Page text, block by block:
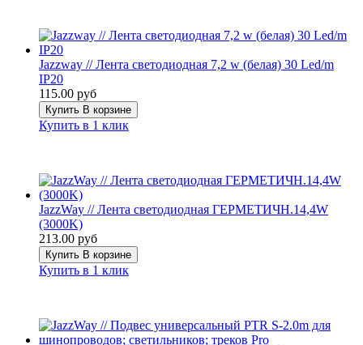
Jazzway // Лента светодиодная 7,2 w (белая) 30 Led/m
IP20
115.00 руб
Купить В корзине
Купить в 1 клик
JazzWay // Лента светодиодная ГЕРМЕТИЧН.14,4W
(3000K)
213.00 руб
Купить В корзине
Купить в 1 клик